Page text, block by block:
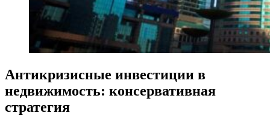
Антикризисные инвестиции в
недвижимость: консервативная
стратегия